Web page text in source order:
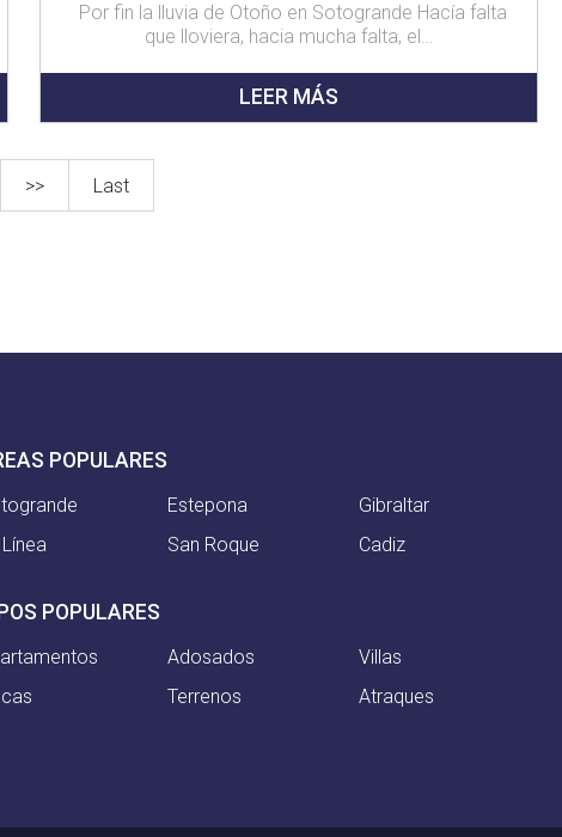
Por fin la lluvia de Otoño en Sotogrande Hacía falta
que lloviera, hacia mucha falta, el…
LEER MÁS
>> Last
POPULARES
Estepona
Gibraltar
San Roque Cadiz
POPULARES
Adosados
Villas
Terrenos Atraques